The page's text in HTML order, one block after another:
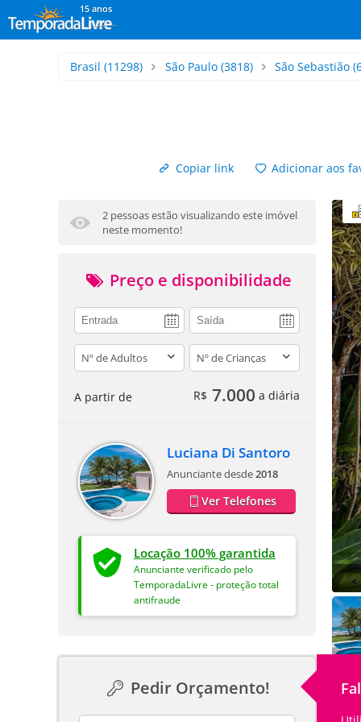
15 anos
Brasil (11298) São Paulo(3818) São Sebastião
Copiar link
Adicionar aos
2 pessoas estão visualizando este imóvel
neste momento!
Preço e disponibilidade
adults children
A partir de R$ 7.000 a diária
Luciana Di Santoro
Anunciante desde2018
Ver Telefones
Locação 100% garantida
Anunciante verificado pelo
TemporadaLivre - proteção total
antifraude
Pedir Orçamento!